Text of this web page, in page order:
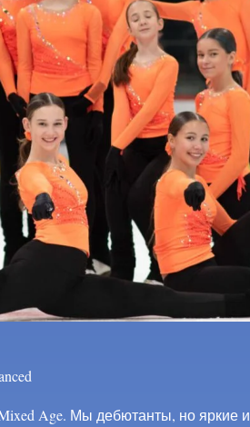
Age. Мы дебютанты, но яркие и